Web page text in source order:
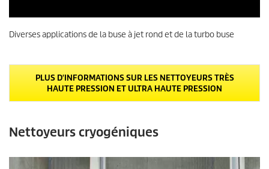
d
s
s
e
r
0
e
Diverses applications de la buse à jet rond et de la turbo buse
PLUS D'INFORMATIONS SUR LES NETTOYEURS TRÈS
HAUTE PRESSION ET ULTRA HAUTE PRESSION
Nettoyeurs cryogéniques